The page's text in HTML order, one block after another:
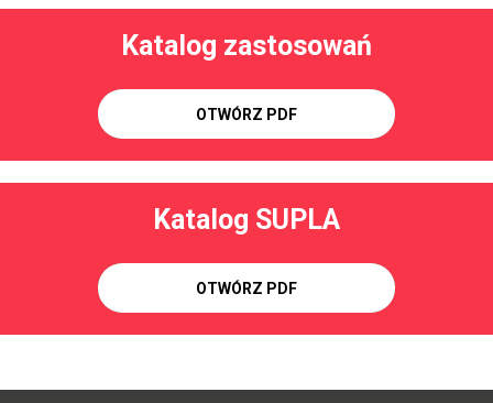
Katalog zastosowań
OTWÓRZ PDF
Katalog SUPLA
OTWÓRZ PDF